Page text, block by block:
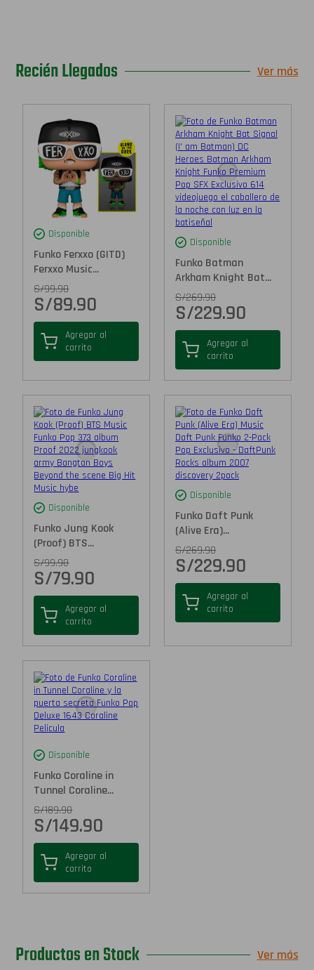
Recién Llegados Ver más
Disponible
Funko Ferxxo (GITD)
Ferxxo Music...
S/99.90
S/89.90
Agregar al
carrito
Disponible
Funko Batman
Arkham Knight Bat...
S/269.90
S/229.90
Agregar al
carrito
Disponible
Funko Jung Kook
(Proof) BTS...
S/99.90
S/79.90
Agregar al
carrito
Disponible
Funko Daft Punk
(Alive Era)...
S/269.90
S/229.90
Agregar al
carrito
Disponible
Funko Coraline in
Tunnel Coraline...
S/189.90
S/149.90
Agregar al
carrito
Productos en Stock Ver más